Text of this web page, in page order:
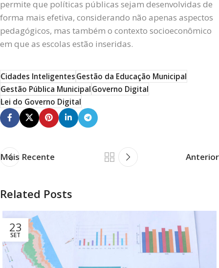
permite que políticas públicas sejam desenvolvidas de
forma mais efetiva, considerando não apenas aspectos
pedagógicos, mas também o contexto socioeconômico
em que as escolas estão inseridas.
Cidades InteligentesGestão da Educação Municipal
Gestão Pública MunicipalGoverno Digital
Lei do Governo Digital
Mais Recente Anterior
Related Posts
23
SET